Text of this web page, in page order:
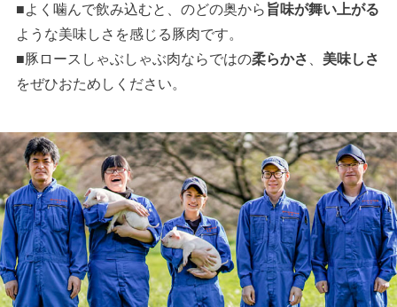
■よく噛んで飲み込むと、のどの奥から 旨味が舞い上がる
ような美味しさを感じる豚肉です。
■豚ロースしゃぶしゃぶ肉ならではの柔らかさ
美味しさ
をぜひおためしください。